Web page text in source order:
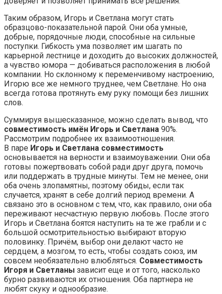
Таким образом, Игорь и Светлана могут стать
образцово-показательной парой. Они оба умные,
добрые, порядочные люди, способные на сильные
поступки. Гибкость ума позволяет им шагать по
карьерной лестнице и доходить до высоких должностей,
а чувство юмора — добиваться расположения в любой
компании. Но склонному к переменчивому настроению,
Игорю все же немного труднее, чем Светлане. Но она
всегда готова протянуть ему руку помощи без лишних
слов.
Суммируя вышесказанное, можно сделать вывод, что
совместимость имён Игорь и Светлана 90%.
Рассмотрим подробнее их взаимоотношения.
В паре Игорь и Светлана совместимость
основывается на верности и взаимоуважении. Они оба
готовы пожертвовать собой ради друг друга, помочь
или поддержать в трудные минуты. Тем не менее, они
оба очень злопамятны, поэтому обиды, если так
случается, хранят в себе долгий период времени. А
связано это в основном с тем, что, как правило, они оба
переживают несчастную первую любовь. После этого
Игорь и Светлана боятся наступить на те же грабли и с
большой осмотрительностью выбирают вторую
половинку. Причём, выбор они делают часто не
сердцем, а мозгом, то есть, чтобы создать союз, им
совсем необязательно влюбляться. Совместимость
Игоря и Светланы зависит еще и от того, насколько
бурно развиваются их отношения. Оба партнера не
любят скуку и однообразие.